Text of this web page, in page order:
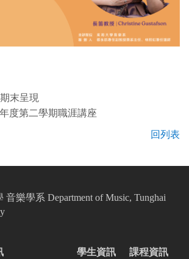
末呈現
度第二學期職涯講座
回列表
音樂學系 Department of Music, Tunghai
學生資訊 課程資訊